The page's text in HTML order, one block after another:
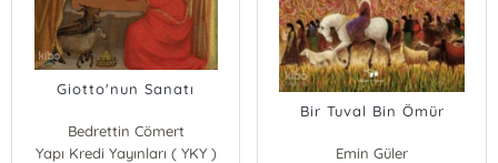
Giotto'nun Sanatı
Bedrettin Cömert
Yapı Kredi Yayınları ( YKY )
Bir Tuval Bin Ömür
Emin Güler